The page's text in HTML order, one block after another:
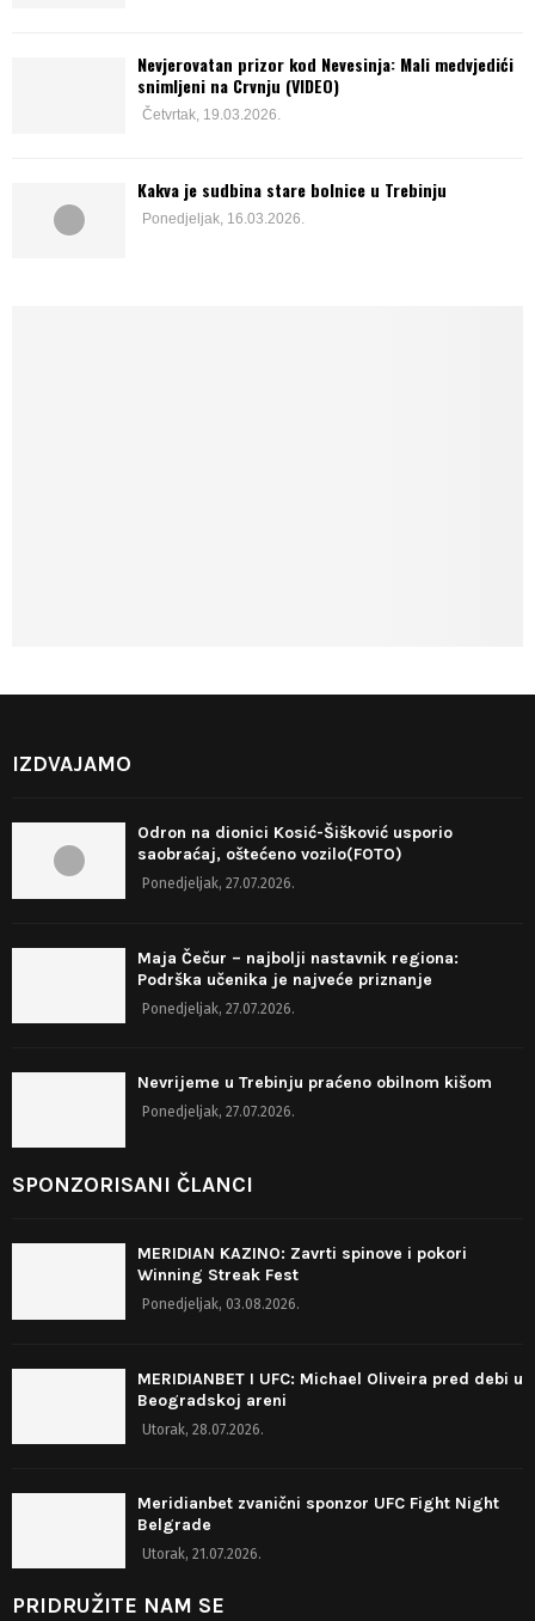
Nevjerovatan prizor kod Nevesinja: Mali medvjedići
snimljeni na Crvnju (VIDEO)
Četvrtak, 19.03.2026.
Kakva je sudbina stare bolnice u Trebinju
Ponedjeljak, 16.03.2026.
IZDVAJAMO
Odron na dionici Kosić-Šišković usporio
saobraćaj, oštećeno vozilo(FOTO)
Ponedjeljak, 27.07.2026.
Maja Čečur – najbolji nastavnik regiona:
Podrška učenika je najveće priznanje
Ponedjeljak, 27.07.2026.
Nevrijeme u Trebinju praćeno obilnom kišom
Ponedjeljak, 27.07.2026.
SPONZORISANI ČLANCI
MERIDIAN KAZINO: Zavrti spinove i pokori
Winning Streak Fest
Ponedjeljak, 03.08.2026.
MERIDIANBET I UFC: Michael Oliveira pred debi u
Beogradskoj areni
Utorak, 28.07.2026.
Meridianbet zvanični sponzor UFC Fight Night
Belgrade
Utorak, 21.07.2026.
PRIDRUŽITE NAM SE